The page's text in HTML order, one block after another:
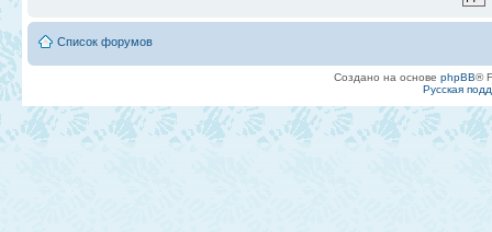
Список форумов
Создано на основе phpBB®
Русская